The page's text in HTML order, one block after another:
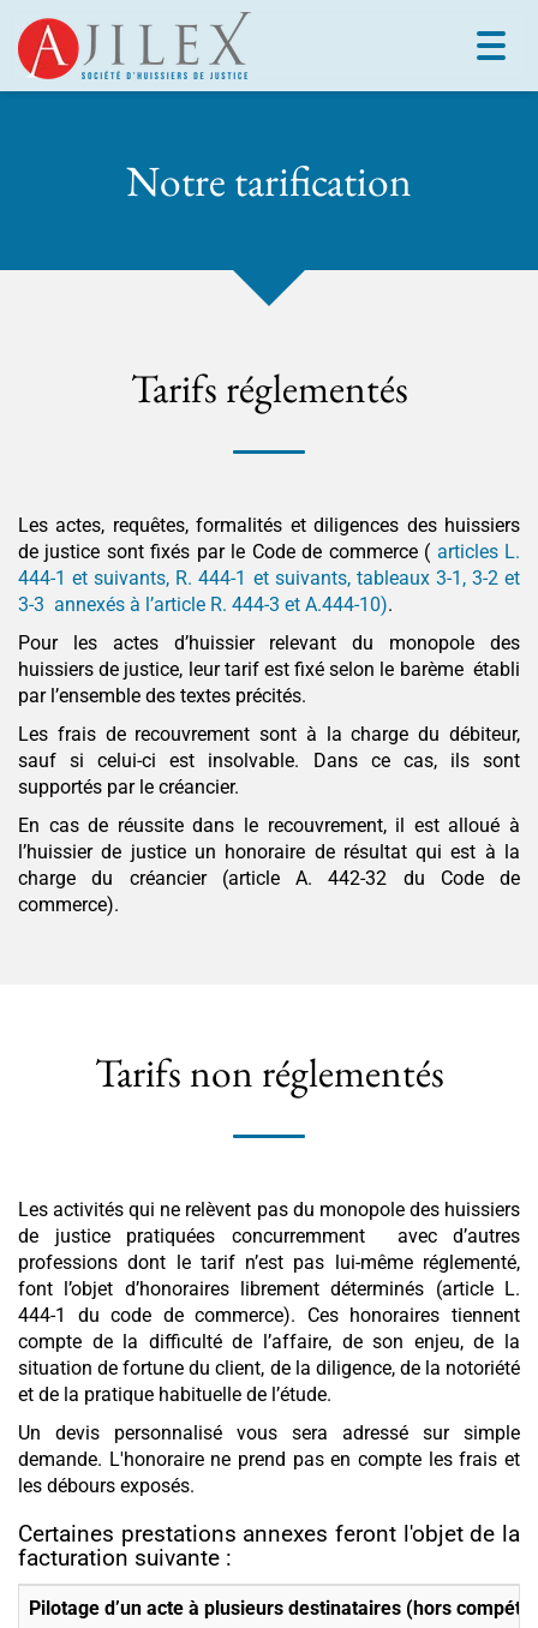
Notre tarification
Tarifs réglementés
Les actes, requêtes, formalités et diligences des huissiers
de justice sont fixés par le Code de commerce ( articles L.
444-1 et suivants, R. 444-1 et suivants, tableaux 3-1, 3-2 et
3-3 annexés à l’article R. 444-3 et A.444-10).
Pour les actes d’huissier relevant du monopole des
huissiers de justice, leur tarif est fixé selon le barème établi
par l’ensemble des textes précités.
Les frais de recouvrement sont à la charge du débiteur,
sauf si celui-ci est insolvable. Dans ce cas, ils sont
supportés par le créancier.
En cas de réussite dans le recouvrement, il est alloué à
l’huissier de justice un honoraire de résultat qui est à la
charge du créancier (article A. 442-32 du Code de
commerce).
Tarifs non réglementés
Les activités qui ne relèvent pas du monopole des huissiers
de justice pratiquées concurremment avec d’autres
professions dont le tarif n’est pas lui-même réglementé,
font l’objet d’honoraires librement déterminés (article L.
444-1 du code de commerce). Ces honoraires tiennent
compte de la difficulté de l’affaire, de son enjeu, de la
situation de fortune du client, de la diligence, de la notoriété
et de la pratique habituelle de l’étude.
Un devis personnalisé vous sera adressé sur simple
demande. L'honoraire ne prend pas en compte les frais et
les débours exposés.
Certaines prestations annexes feront l'objet de la
facturation suivante :
Pilotage d’un acte à plusieurs destinataires (hors